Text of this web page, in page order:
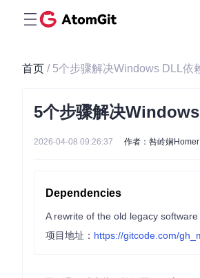
首页 / 5个步骤解决Windows DLL依
5个步骤解决
2026-04-08 09:26:37 作者：咎岭娴Homer
Dependencies
A rewrite of the old legacy
项目地址： https://gitcode.com/